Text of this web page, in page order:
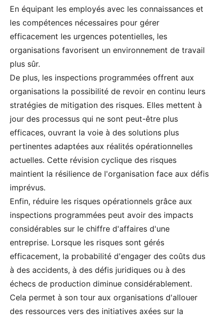
En équipant les employés avec les connaissances et
les compétences nécessaires pour gérer
efficacement les urgences potentielles, les
organisations favorisent un environnement de travail
plus sûr.
De plus, les inspections programmées offrent aux
organisations la possibilité de revoir en continu leurs
stratégies de mitigation des risques. Elles mettent à
jour des processus qui ne sont peut-être plus
efficaces, ouvrant la voie à des solutions plus
pertinentes adaptées aux réalités opérationnelles
actuelles. Cette révision cyclique des risques
maintient la résilience de l'organisation face aux défis
imprévus.
Enfin, réduire les risques opérationnels grâce aux
inspections programmées peut avoir des impacts
considérables sur le chiffre d'affaires d'une
entreprise. Lorsque les risques sont gérés
efficacement, la probabilité d'engager des coûts dus
à des accidents, à des défis juridiques ou à des
échecs de production diminue considérablement.
Cela permet à son tour aux organisations d'allouer
des ressources vers des initiatives axées sur la